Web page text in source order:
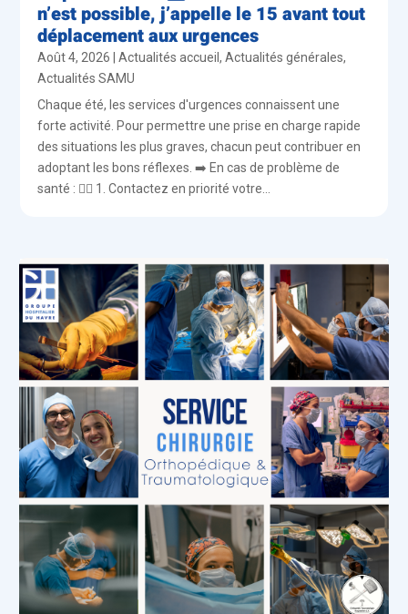
n’est possible, j’appelle le 15 avant tout
déplacement aux urgences
Août 4, 2026 |Actualités accueil,Actualités générales,
Actualités SAMU
Chaque été, les services d'urgences connaissent une
forte activité. Pour permettre une prise en charge rapide
des situations les plus graves, chacun peut contribuer en
adoptant les bons réflexes. ➡️ En cas de problème de
santé : 👨‍⚕️ 1. Contactez en priorité votre...